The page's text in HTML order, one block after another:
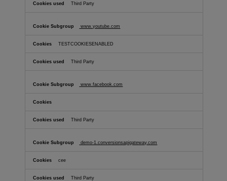
Third Party
www.youtube.com
TESTCOOKIESENABLED
Third Party
www.facebook.com
Third Party
demo-1.conversionsapigateway.com
cee
Third Party